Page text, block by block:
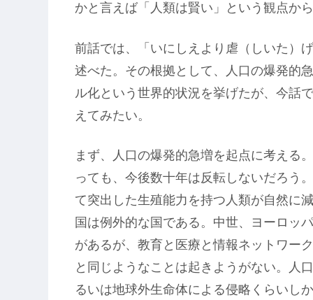
かと言えば「人類は賢い」という観点か
前話では、「いにしえより虐（しいた）
述べた。その根拠として、人口の爆発的
ル化という世界的状況を挙げたが、今話
えてみたい。
まず、人口の爆発的急増を起点に考える
っても、今後数十年は反転しないだろう
て突出した生殖能力を持つ人類が自然に
国は例外的な国である。中世、ヨーロッ
があるが、教育と医療と情報ネットワー
と同じようなことは起きようがない。人
るいは地球外生命体による侵略くらいし